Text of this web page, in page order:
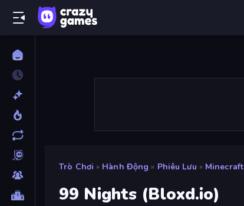
Trò Chơi » Hành Động » Phiêu Lưu » Minecraft
99 Nights (Bloxd.io)